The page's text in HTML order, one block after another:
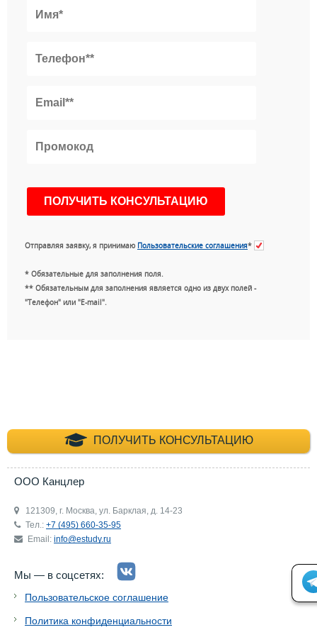
Отправляя заявку, я принимаю Пользовательские соглашения*
* Обязательные для заполнения поля.
** Обязательным для заполнения является одно из двух полей -
"Телефон" или "E-mail".
ПОЛУЧИТЬ КОНСУЛЬТАЦИЮ
+7 (495) 660-35-
ООО Канцлер
121309, г. Москва, ул. Барклая, д. 14-23
Тел.: +7 (495) 660-35-95
Email: info@estudy.ru
Мы — в соцсетях:
Пользовательское соглашение
Политика конфиденциальности